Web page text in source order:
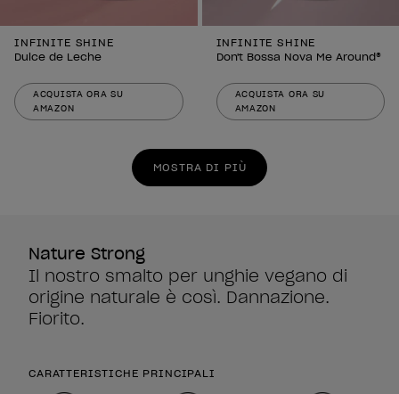
INFINITE SHINE
Dulce de Leche
ACQUISTA ORA SU
AMAZON
INFINITE SHINE
Don't Bossa Nova Me Around®
ACQUISTA ORA SU
AMAZON
MOSTRA DI PIÙ
Nature Strong
Il nostro smalto per unghie vegano di
origine naturale è così. Dannazione.
Fiorito.
CARATTERISTICHE PRINCIPALI